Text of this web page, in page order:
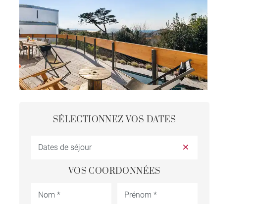
SÉLECTIONNEZ VOS DATES
VOS COORDONNÉES